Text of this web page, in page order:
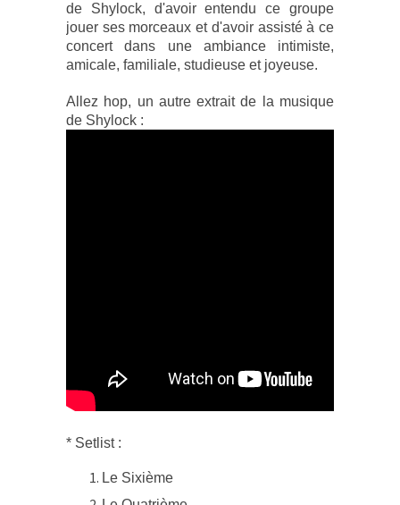
de Shylock, d'avoir entendu ce groupe
jouer ses morceaux et d'avoir assisté à ce
concert dans une ambiance intimiste,
amicale, familiale, studieuse et joyeuse.
Allez hop, un autre extrait de la musique
de Shylock :
* Setlist :
Le Sixième